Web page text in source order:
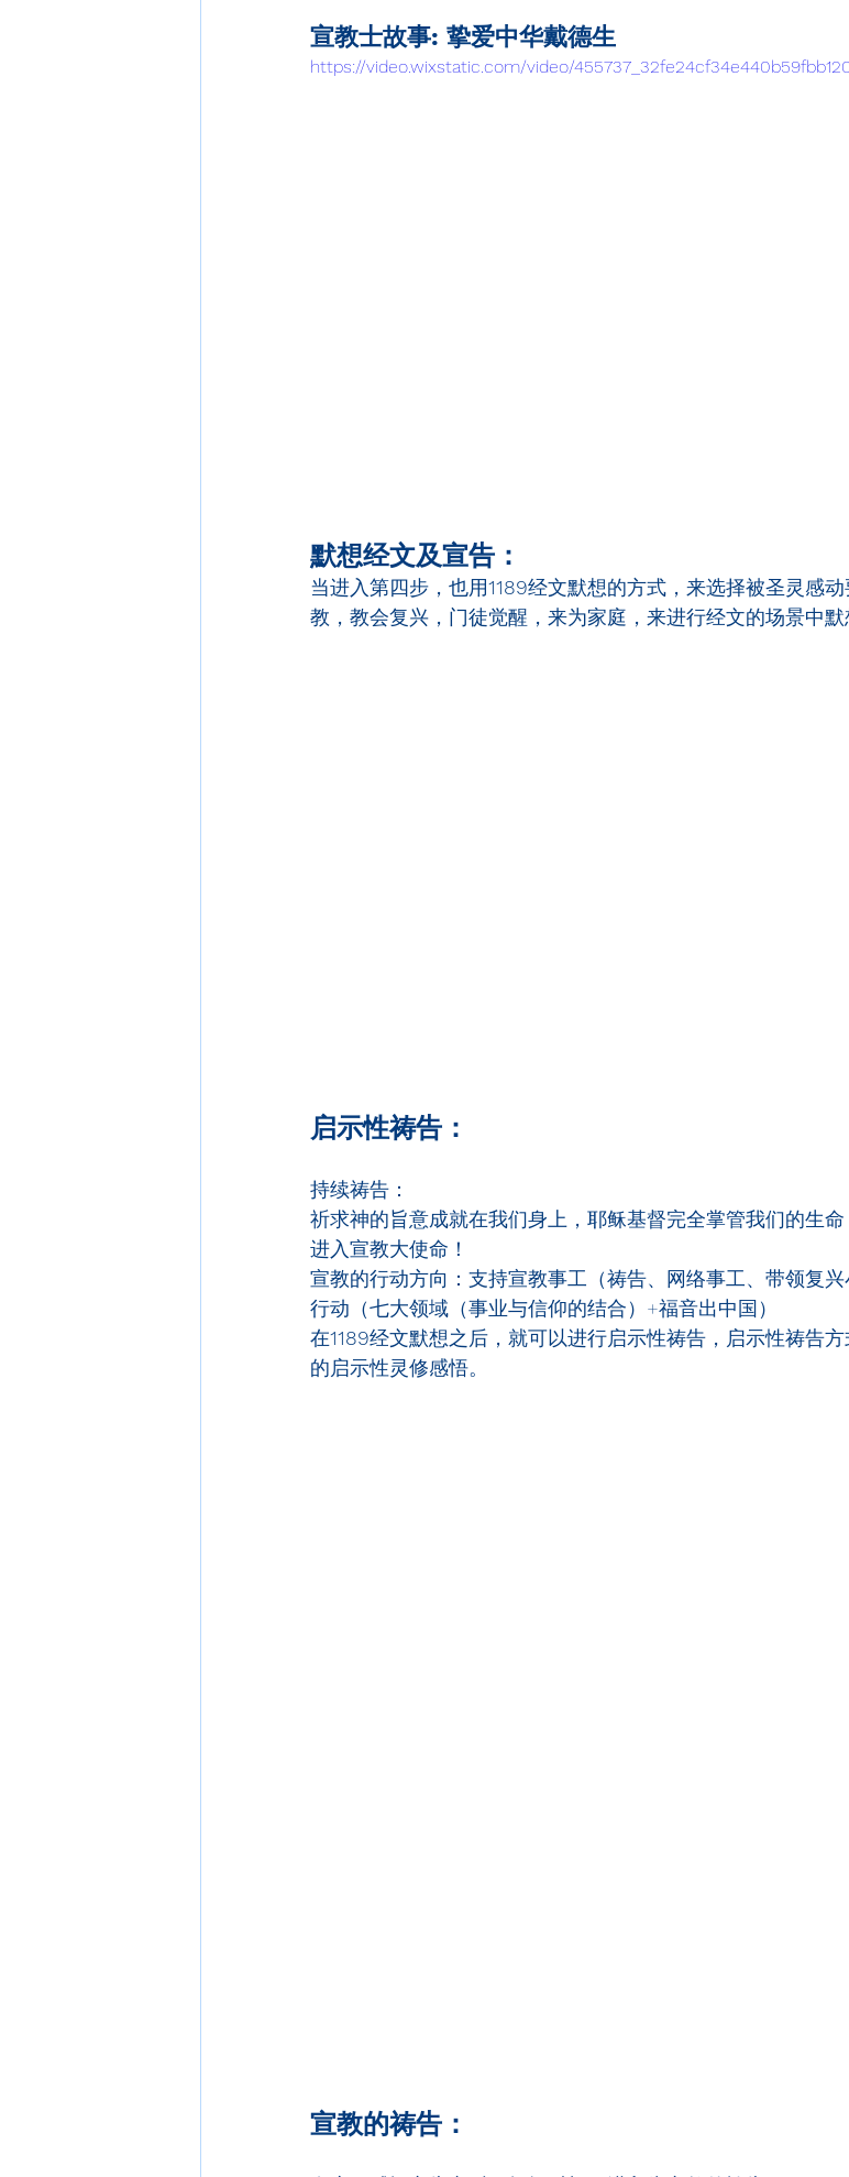
宣教士故事: 挚爱中华戴德生
https://video.wixstatic.com/video/
默想经文及宣告：
当进入第四步，也用1189经文默想的方式，来选择被圣灵感
教，教会复兴，门徒觉醒，来为家庭，来进行经文的场景中
启示性祷告：
持续祷告：
祈求神的旨意成就在我们身上，耶稣基督完全掌管我们的生
进入宣教大使命！
宣教的行动方向：支持宣教事工（祷告、网络事工、带领复
行动（七大领域（事业与信仰的结合）+福音出中国）
在1189经文默想之后，就可以进行启示性祷告，启示性祷告
的启示性灵修感悟。
宣教的祷告：